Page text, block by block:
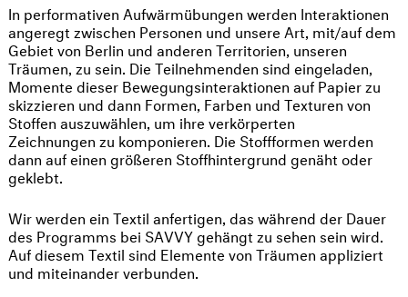
In performativen Aufwärmübungen werden Interaktionen
angeregt zwischen Personen und unsere Art, mit/auf dem
Gebiet von Berlin und anderen Territorien, unseren
Träumen, zu sein. Die Teilnehmenden sind eingeladen,
Momente dieser Bewegungsinteraktionen auf Papier zu
skizzieren und dann Formen, Farben und Texturen von
Stoffen auszuwählen, um ihre verkörperten
Zeichnungen zu komponieren. Die Stoffformen werden
dann auf einen größeren Stoffhintergrund genäht oder
geklebt.
Wir werden ein Textil anfertigen, das während der Dauer
des Programms bei SAVVY gehängt zu sehen sein wird.
Auf diesem Textil sind Elemente von Träumen appliziert
und miteinander verbunden.